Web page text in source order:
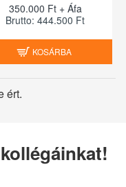
350.000 Ft + Áfa
Brutto: 444.500 Ft
KOSÁRBA
ért.